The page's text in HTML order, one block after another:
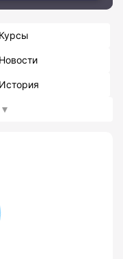
Курсы
Новости
История